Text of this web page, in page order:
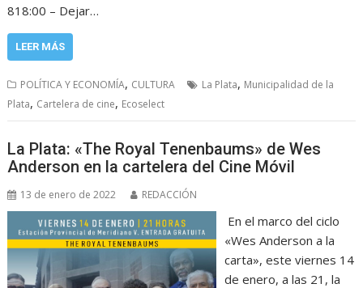
818:00 – Dejar…
LEER MÁS
POLÍTICA Y ECONOMÍA, CULTURA La Plata, Municipalidad de la
Plata, Cartelera de cine, Ecoselect
La Plata: «The Royal Tenenbaums» de Wes
Anderson en la cartelera del Cine Móvil
13 de enero de 2022 REDACCIÓN
En el marco del ciclo
«Wes Anderson a la
carta», este viernes 14
de enero, a las 21, la